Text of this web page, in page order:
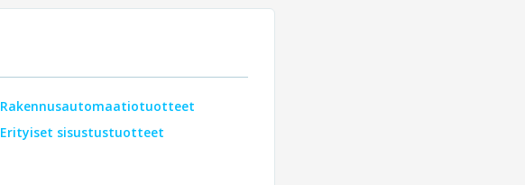
Rakennusautomaatiotuotteet
Erityiset sisustustuotteet